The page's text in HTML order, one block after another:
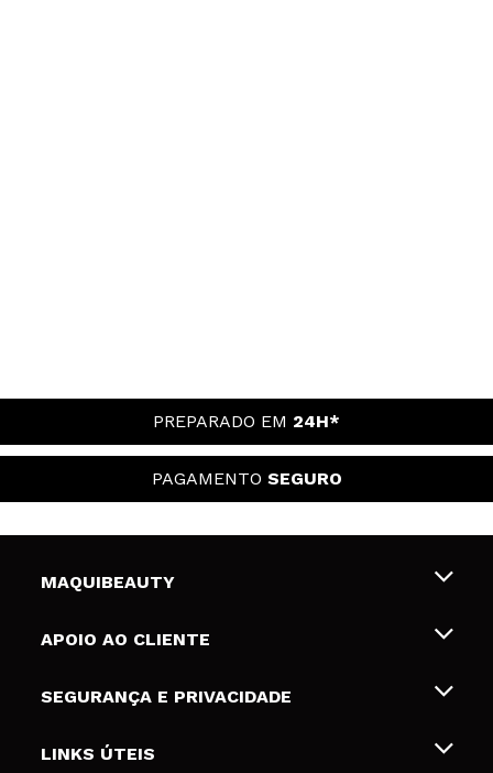
PREPARADO EM 24H*
PAGAMENTO SEGURO
MAQUIBEAUTY
Sobre nós
Gift Cards
APOIO AO CLIENTE
Envios e Devoluções
Formas de pagamento
SEGURANÇA E PRIVACIDADE
Termos e Privacidade
LINKS ÚTEIS